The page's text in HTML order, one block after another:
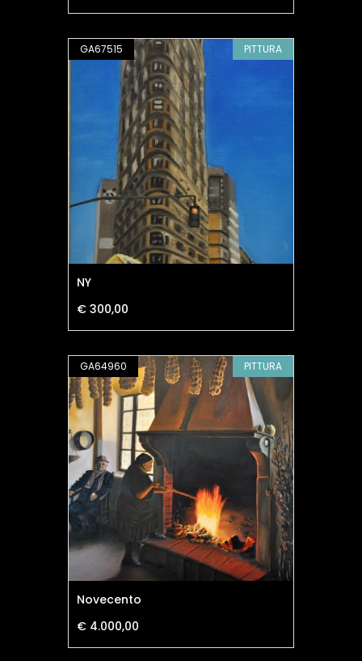
GA67515 PITTURA
NY
€ 300,00
GA64960 PITTURA
Novecento
€ 4.000,00